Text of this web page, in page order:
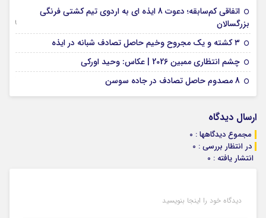
اتفاقی کم‌سابقه؛ دعوت 8 ایذه ای به اردوی تیم کشتی فرنگی
بزرگسالان
09 جولای 2026
۳ کشته و یک مجروح وخیم حاصل تصادف شبانه در ایذه
چشم انتظاری ممبین 2026 | عکاس: وحید اورکی
8 مصدوم حاصل تصادف در جاده سوسن
ارسال دیدگاه
مجموع دیدگاهها : 0
در انتظار بررسی : 0
انتشار یافته : 0
دیدگاه خود را اینجا بنویسید